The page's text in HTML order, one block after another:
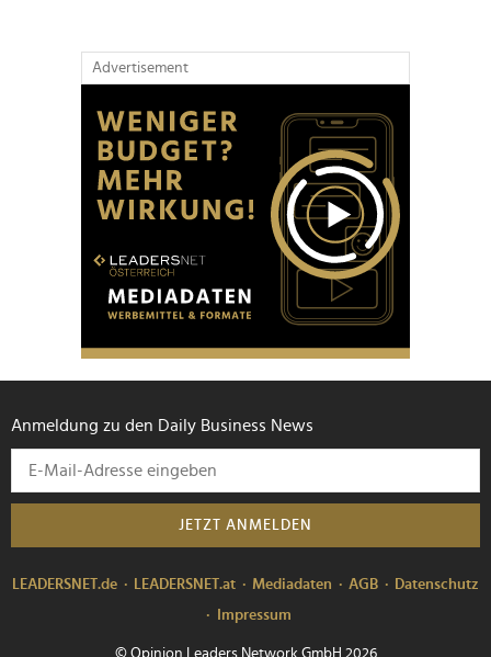
Advertisement
Anmeldung zu den Daily Business News
JETZT ANMELDEN
LEADERSNET.de LEADERSNET.at Mediadaten AGB
Datenschutz
Impressum